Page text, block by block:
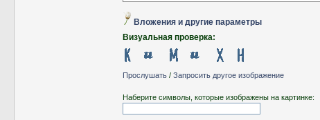
Вложения и другие параметры
Визуальная проверка:
Прослушать /Запросить другое изображение
Наберите символы, которые изображены на картинке: